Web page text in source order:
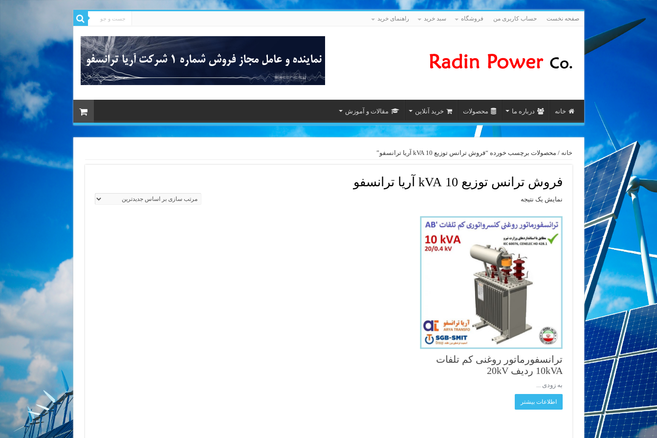
صفحه نخست حساب کاربری من فروشگاه سبد خرید راهنمای خرید
خانه درباره ما محصولات خرید آنلاین مقالات و آموزش
خانه / محصولات برچسب خورده “فروش ترانس توزیع 10 kVA آریا ترانسفو”
فروش ترانس توزیع 10 kVA آریا ترانسفو
نمایش یک نتیجه
ترانسفورماتور روغنی کم تلفات
10kVA ردیف 20kV
به زودی ...
اطلاعات بیشتر